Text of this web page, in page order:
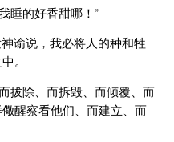
睡的好香甜哪！”
谕说，我必将人的种和牲
。
拔除、而拆毁、而倾覆、而
醒察看他们、而建立、而